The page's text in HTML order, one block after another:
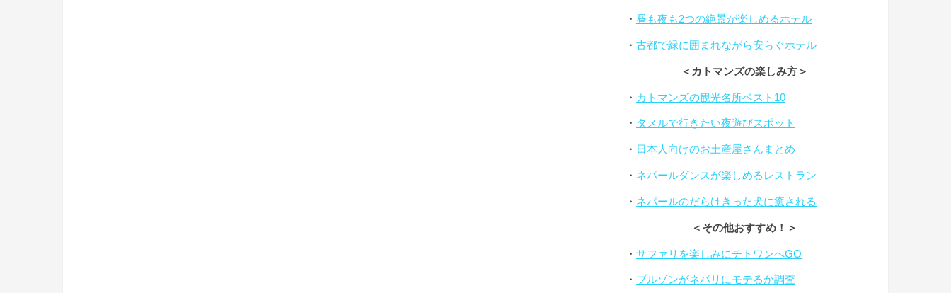
・ 昼も夜も2つの絶景が楽しめるホテル
・ 古都で緑に囲まれながら安らぐホテル
＜カトマンズの楽しみ方＞
・ カトマンズの観光名所ベスト10
・ タメルで行きたい夜遊びスポット
・ 日本人向けのお土産屋さんまとめ
・ ネパールダンスが楽しめるレストラン
・ ネパールのだらけきった犬に癒される
＜その他おすすめ！＞
・ サファリを楽しみにチトワンへGO
・ ブルゾンがネパリにモテるか調査